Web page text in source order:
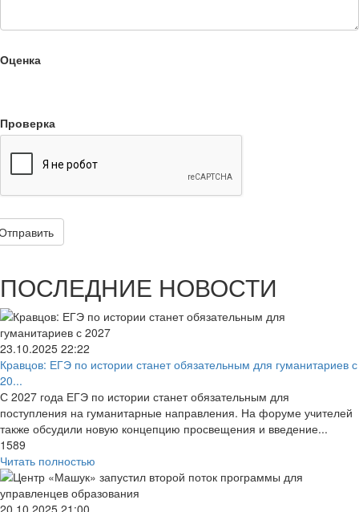
Оценка
Проверка
ПОСЛЕДНИЕ НОВОСТИ
23.10.2025 22:22
Кравцов: ЕГЭ по истории станет обязательным для гуманитариев с
20...
С 2027 года ЕГЭ по истории станет обязательным для
поступления на гуманитарные направления. На форуме учителей
также обсудили новую концепцию просвещения и введение...
1589
Читать полностью
20.10.2025 21:00